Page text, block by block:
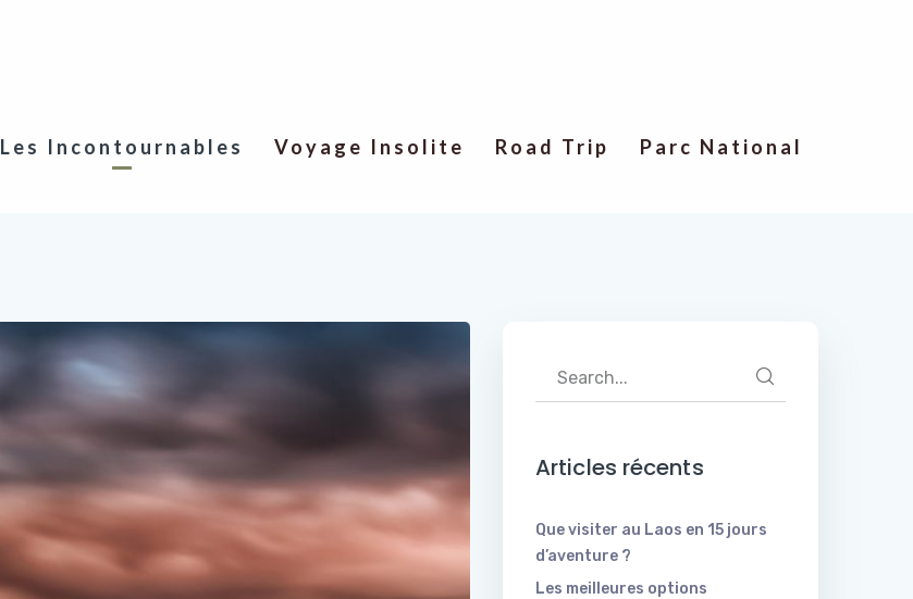
Les Incontournables Voyage Insolite Road Trip Parc National
Articles récents
Que visiter au Laos en 15 jours
d’aventure ?
Les meilleures options